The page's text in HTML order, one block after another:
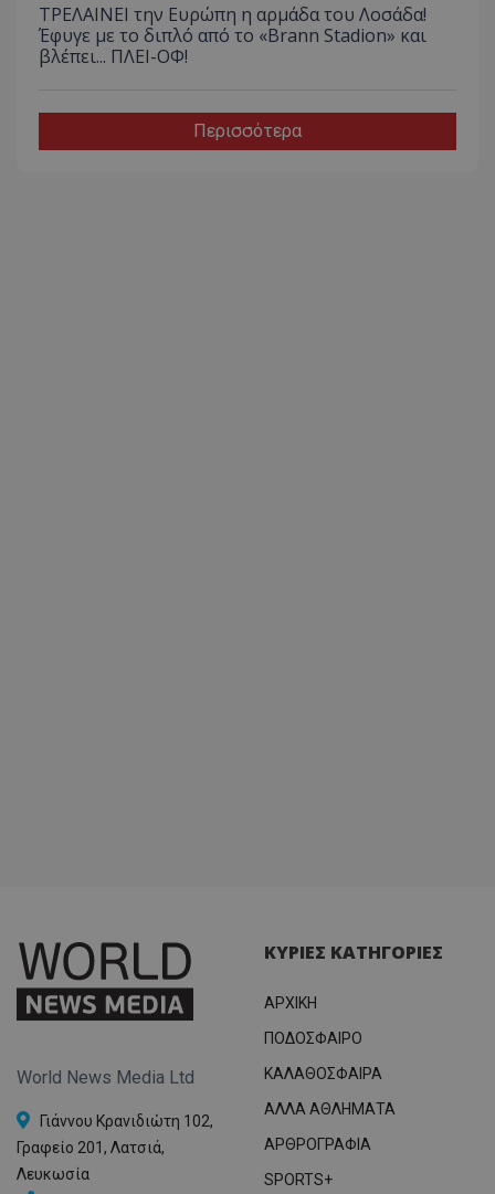
ΤΡΕΛΑΙΝΕΙ την Ευρώπη η αρμάδα του Λοσάδα!
Έφυγε με το διπλό από το «Brann Stadion» και
βλέπει... ΠΛΕΙ-ΟΦ!
Περισσότερα
World News Media Ltd
Γιάννου Κρανιδιώτη 102,
Γραφείο 201, Λατσιά,
Λευκωσία
ΚΥΡΙΕΣ ΚΑΤΗΓΟΡΙΕΣ
ΑΡΧΙΚΗ
ΠΟΔΟΣΦΑΙΡΟ
ΚΑΛΑΘΟΣΦΑΙΡΑ
ΑΛΛΑ ΑΘΛΗΜΑΤΑ
ΑΡΘΡΟΓΡΑΦΙΑ
SPORTS+